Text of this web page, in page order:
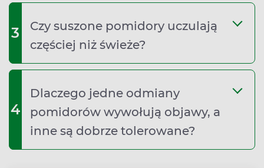
3
Czy suszone pomidory uczulają
częściej niż świeże?
4
Dlaczego jedne odmiany
pomidorów wywołują objawy, a
inne są dobrze tolerowane?